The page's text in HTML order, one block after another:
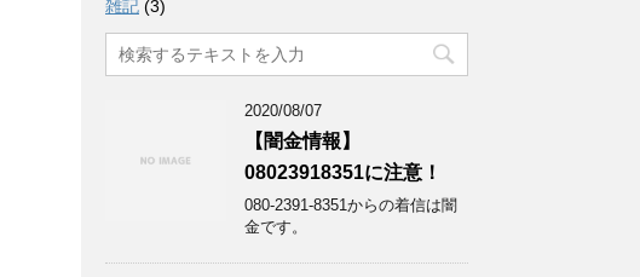
雑記 (3)
2020/08/07
【闇金情報】
08023918351に注意！
080-2391-8351からの着信は闇
金です。